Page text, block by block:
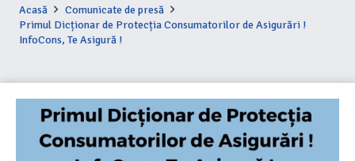
Acasă
Comunicate de presă
Primul Dicționar de Protecția Consumatorilor de Asigurări !
InfoCons, Te Asigură !